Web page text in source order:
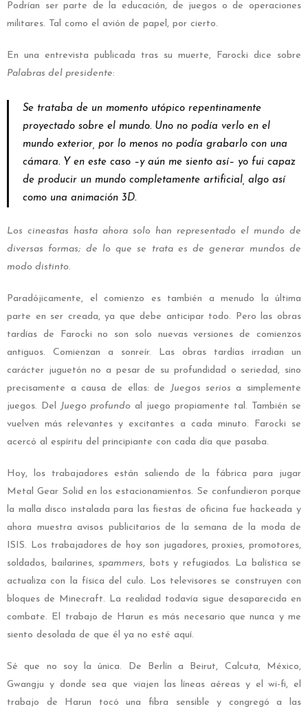
Podrían ser parte de la educación, de juegos o de operaciones
militares. Tal como el avión de papel, por cierto.
En una entrevista publicada tras su muerte, Farocki dice sobre
Palabras del presidente:
Se trataba de un momento utópico repentinamente
proyectado sobre el mundo. Uno no podía verlo en el
mundo exterior, por lo menos no podía grabarlo con una
cámara. Y en este caso –y aún me siento así– yo fui capaz
de producir un mundo completamente artificial, algo así
como una animación 3D.
Los cineastas hasta ahora solo han representado el mundo de
diversas formas; de lo que se trata es de generar mundos de
modo distinto.
Paradójicamente, el comienzo es también a menudo la última
parte en ser creada, ya que debe anticipar todo. Pero las obras
tardías de Farocki no son solo nuevas versiones de comienzos
antiguos. Comienzan a sonreír. Las obras tardías irradian un
carácter juguetón no a pesar de su profundidad o seriedad, sino
precisamente a causa de ellas: de Juegos serios a simplemente
juegos. Del Juego profundo al juego propiamente tal. También se
vuelven más relevantes y excitantes a cada minuto. Farocki se
acercó al espíritu del principiante con cada día que pasaba.
Hoy, los trabajadores están saliendo de la fábrica para jugar
Metal Gear Solid en los estacionamientos. Se confundieron porque
la malla disco instalada para las fiestas de oficina fue hackeada y
ahora muestra avisos publicitarios de la semana de la moda de
ISIS. Los trabajadores de hoy son jugadores, proxies, promotores,
soldados, bailarines, spammers, bots y refugiados. La balística se
actualiza con la física del culo. Los televisores se construyen con
bloques de Minecraft. La realidad todavía sigue desaparecida en
combate. El trabajo de Harun es más necesario que nunca y me
siento desolada de que él ya no esté aquí.
Sé que no soy la única. De Berlín a Beirut, Calcuta, México,
Gwangju y donde sea que viajen las líneas aéreas y el wi-fi, el
trabajo de Harun tocó una fibra sensible y congregó a las